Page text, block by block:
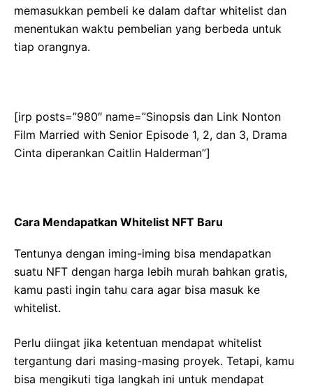
memasukkan pembeli ke dalam daftar whitelist dan
menentukan waktu pembelian yang berbeda untuk
tiap orangnya.
[irp posts=”980″ name=”Sinopsis dan Link Nonton
Film Married with Senior Episode 1, 2, dan 3, Drama
Cinta diperankan Caitlin Halderman”]
Cara Mendapatkan Whitelist NFT Baru
Tentunya dengan iming-iming bisa mendapatkan
suatu NFT dengan harga lebih murah bahkan gratis,
kamu pasti ingin tahu cara agar bisa masuk ke
whitelist.
Perlu diingat jika ketentuan mendapat whitelist
tergantung dari masing-masing proyek. Tetapi, kamu
bisa mengikuti tiga langkah ini untuk mendapat